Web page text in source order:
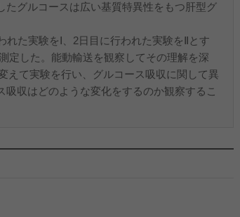
たグルコースは広い基質特異性をもつ肝型グ
た実験をⅠ、2日目に行われた実験をⅡとす
定した。能動輸送を観察してその理解を深
えて実験を行い、グルコース吸収に関して異
収はどのような変化をするのか観察するこ